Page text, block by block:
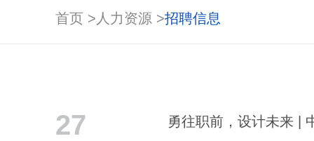
首页 > 人力资源 >招聘信息
27 勇往职前，设计未来 |